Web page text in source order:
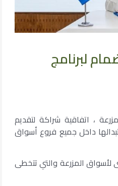
لبرنامج
، اتفاقية شراكة لتقديم
داخل جميع فروع أسواق
لأسواق المزرعة والتي تتخطى